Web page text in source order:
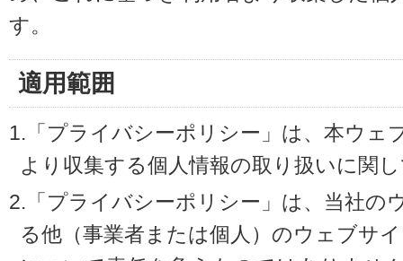
す。
適用範囲
1.「プライバシーポリシー」は、本ウェ
より収集する個人情報の取り扱いに関
2.「プライバシーポリシー」は、当社の
る他（事業者または個人）のウェブサ